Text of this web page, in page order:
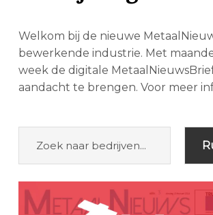
Welkom bij de nieuwe
bewerkende industrie. Met
week de digitale
aandacht te brengen. Voor meer